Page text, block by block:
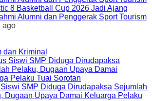
8 Basketball Cup 2026 Jadi Ajang
Alumni dan Penggerak Sport Tourism
ago
dan Kriminal
SMP Diduga Dirudapaksa Sejumlah
Dugaan Upaya Damai Keluarga Pelaku